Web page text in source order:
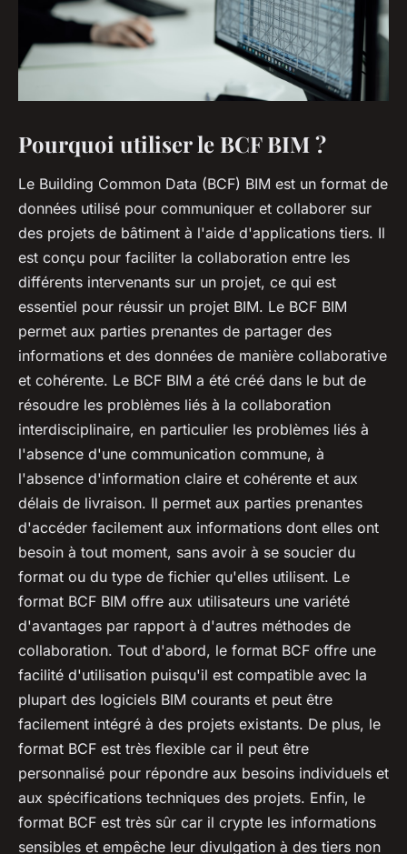
Pourquoi utiliser le BCF BIM ?
Le Building Common Data (BCF) BIM est un format de
données utilisé pour communiquer et collaborer sur
des projets de bâtiment à l'aide d'applications tiers. Il
est conçu pour faciliter la collaboration entre les
différents intervenants sur un projet, ce qui est
essentiel pour réussir un projet BIM. Le BCF BIM
permet aux parties prenantes de partager des
informations et des données de manière collaborative
et cohérente. Le BCF BIM a été créé dans le but de
résoudre les problèmes liés à la collaboration
interdisciplinaire, en particulier les problèmes liés à
l'absence d'une communication commune, à
l'absence d'information claire et cohérente et aux
délais de livraison. Il permet aux parties prenantes
d'accéder facilement aux informations dont elles ont
besoin à tout moment, sans avoir à se soucier du
format ou du type de fichier qu'elles utilisent. Le
format BCF BIM offre aux utilisateurs une variété
d'avantages par rapport à d'autres méthodes de
collaboration. Tout d'abord, le format BCF offre une
facilité d'utilisation puisqu'il est compatible avec la
plupart des logiciels BIM courants et peut être
facilement intégré à des projets existants. De plus, le
format BCF est très flexible car il peut être
personnalisé pour répondre aux besoins individuels et
aux spécifications techniques des projets. Enfin, le
format BCF est très sûr car il crypte les informations
sensibles et empêche leur divulgation à des tiers non